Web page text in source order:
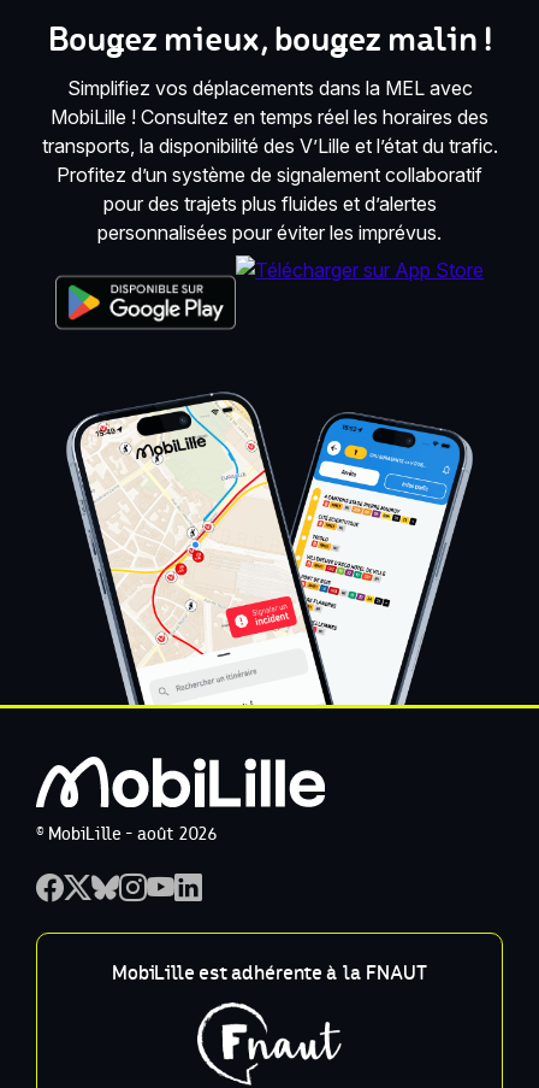
Bougez mieux, bougez malin !
Simplifiez vos déplacements dans la MEL avec
MobiLille ! Consultez en temps réel les horaires des
transports, la disponibilité des V’Lille et l’état du trafic.
Profitez d’un système de signalement collaboratif
pour des trajets plus fluides et d’alertes
personnalisées pour éviter les imprévus.
© MobiLille - août 2026
MobiLille est adhérente à la FNAUT